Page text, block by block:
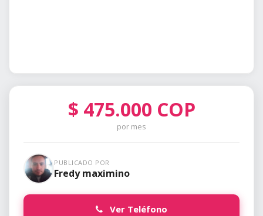
$ 475.000 COP
por mes
PUBLICADO POR
Fredy maximino
Ver Teléfono